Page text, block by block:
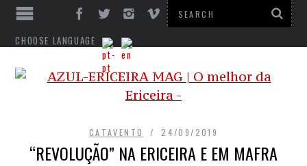
CHOOSE LANGUAGE
CATAVENTO 24/09/2019
“REVOLUÇÃO” NA ERICEIRA E EM MAFRA